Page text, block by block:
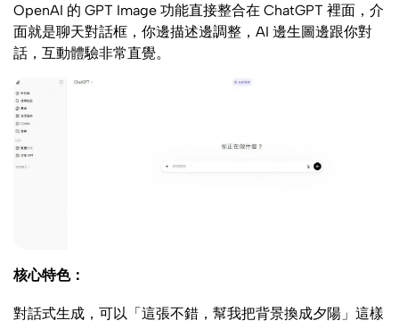
OpenAI 的 GPT Image 功能直接整合在 ChatGPT 裡面，介
面就是聊天對話框，你邊描述邊調整，AI 邊生圖邊跟你對
話，互動體驗非常直覺。
核心特色：
對話式生成，可以「這張不錯，幫我把背景換成夕陽」這樣